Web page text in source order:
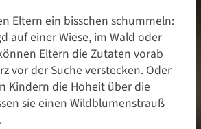
Eltern ein bisschen schummeln:
auf einer Wiese, im Wald oder
Eltern die Zutaten vorab
vor der Suche verstecken. Oder
Kindern die Hoheit über die
sie einen Wildblumenstrauß